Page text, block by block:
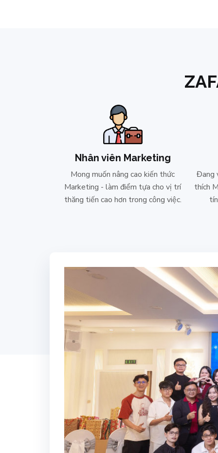
Nhân viên Marketing
Mong muốn nâng cao kiến thức
Marketing - làm điểm tựa cho vị trí
thăng tiến cao hơn trong công việc.
Đang
thích